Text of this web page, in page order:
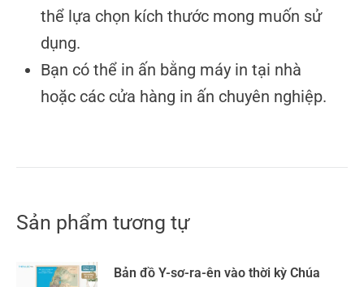
thể lựa chọn kích thước mong muốn sử
dụng.
Bạn có thể in ấn bằng máy in tại nhà
hoặc các cửa hàng in ấn chuyên nghiệp.
Sản phẩm tương tự
Bản đồ Y-sơ-ra-ên vào thời kỳ Chúa